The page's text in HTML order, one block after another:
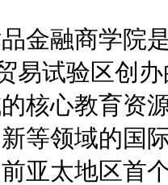
融商学院是
易试验区创
核心教育资
等领域的国
亚太地区首